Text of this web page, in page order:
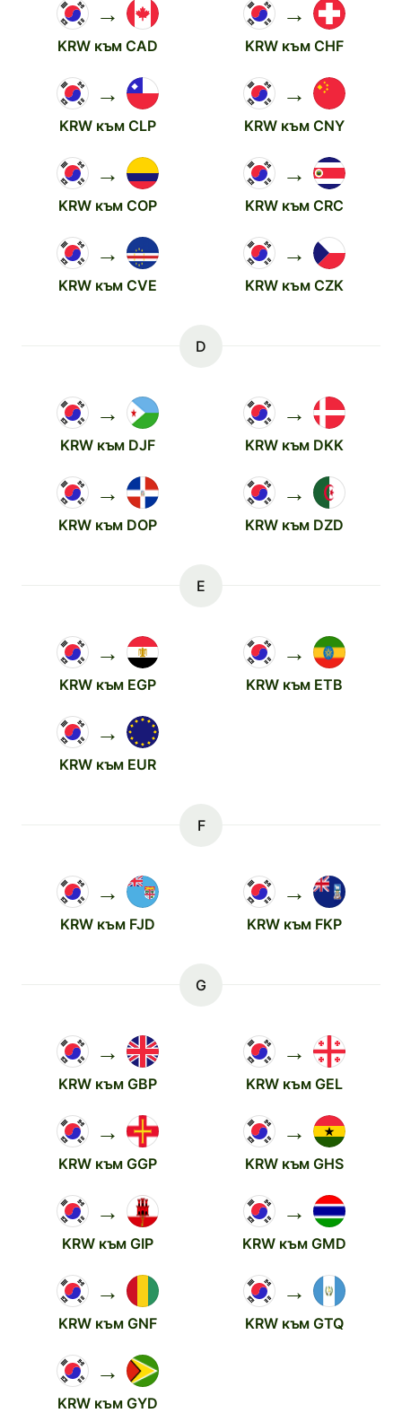
→
KRW към CAD
→
KRW към CHF
→
KRW към CLP
→
KRW към CNY
→
KRW към COP
→
KRW към CRC
→
KRW към CVE
→
KRW към CZK
D
→
KRW към DJF
→
KRW към DKK
→
KRW към DOP
→
KRW към DZD
E
→
KRW към EGP
→
KRW към ETB
→
KRW към EUR
F
→
KRW към FJD
→
KRW към FKP
G
→
KRW към GBP
→
KRW към GEL
→
KRW към GGP
→
KRW към GHS
→
KRW към GIP
→
KRW към GMD
→
KRW към GNF
→
KRW към GTQ
→
KRW към GYD